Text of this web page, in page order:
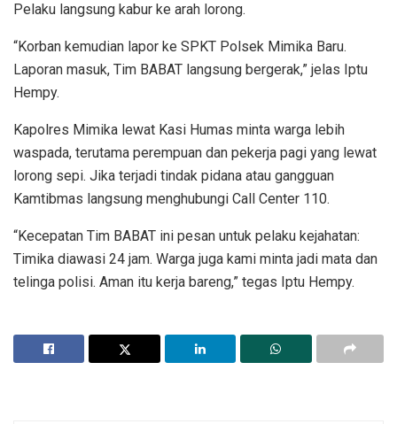
Pelaku langsung kabur ke arah lorong.
“Korban kemudian lapor ke SPKT Polsek Mimika Baru.
Laporan masuk, Tim BABAT langsung bergerak,” jelas Iptu
Hempy.
Kapolres Mimika lewat Kasi Humas minta warga lebih
waspada, terutama perempuan dan pekerja pagi yang lewat
lorong sepi. Jika terjadi tindak pidana atau gangguan
Kamtibmas langsung menghubungi Call Center 110.
“Kecepatan Tim BABAT ini pesan untuk pelaku kejahatan:
Timika diawasi 24 jam. Warga juga kami minta jadi mata dan
telinga polisi. Aman itu kerja bareng,” tegas Iptu Hempy.